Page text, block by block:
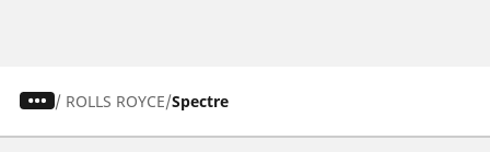
/ ROLLS ROYCE Spectre